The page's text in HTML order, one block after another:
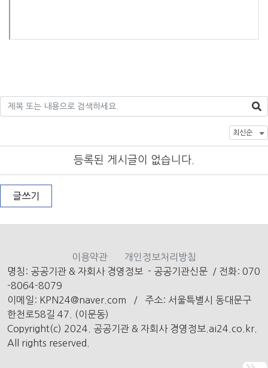
등록된 게시글이 없습니다.
글쓰기
이용약관
개인정보처리방침
명칭: 공공기관 & 자회사 경영정보 - 공공기관신문 / 전화: 070
-8064-8079
이메일: KPN24@naver.com / 주소: 서울특별시 동대문구
한천로58길 47. (이문동)
Copyright(c) 2024. 공공기관 & 자회사 경영정보.ai24.co.kr.
All rights reserved.